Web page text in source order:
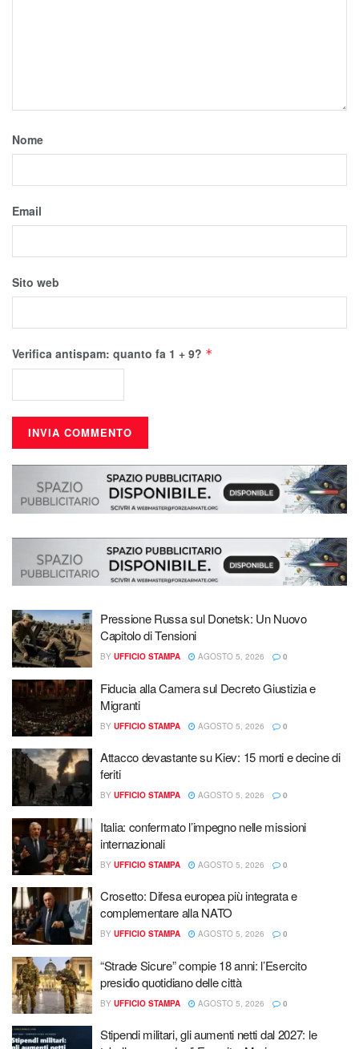
Nome
Email
Sito web
Verifica antispam: quanto fa 1 + 9? *
Pressione Russa sul Donetsk: Un Nuovo
Capitolo di Tensioni
BY UFFICIO STAMPA AGOSTO 5, 2026 0
Fiducia alla Camera sul Decreto Giustizia e
Migranti
BY UFFICIO STAMPA AGOSTO 5, 2026 0
Attacco devastante su Kiev: 15 morti e decine di
feriti
BY UFFICIO STAMPA AGOSTO 5, 2026 0
Italia: confermato l’impegno nelle missioni
internazionali
BY UFFICIO STAMPA AGOSTO 5, 2026 0
Crosetto: Difesa europea più integrata e
complementare alla NATO
BY UFFICIO STAMPA AGOSTO 5, 2026 0
“Strade Sicure” compie 18 anni: l’Esercito
presidio quotidiano delle città
BY UFFICIO STAMPA AGOSTO 5, 2026 0
Stipendi militari, gli aumenti netti dal 2027: le